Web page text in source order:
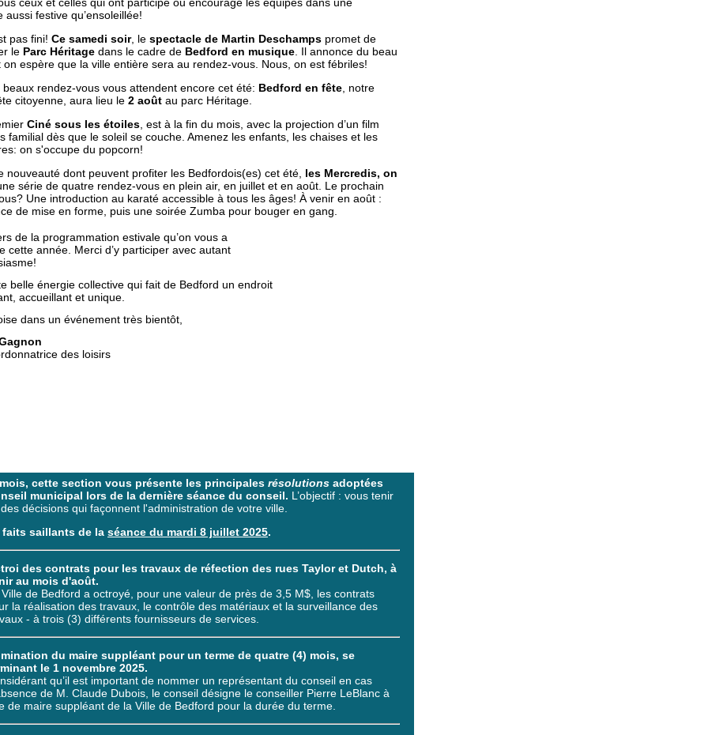
aussi festive qu’ensoleillée!
pas fini! Ce samedi soir, le spectacle de Martin Deschamps promet de
le Parc Héritage dans le cadre de Bedford en musique . Il annonce du beau
on espère que la ville entière sera au rendez-vous. Nous, on est fébriles!
beaux rendez-vous vous attendent encore cet été: Bedford en fête , notre
citoyenne, aura lieu le 2 août au parc Héritage.
Ciné sous les étoiles , est à la fin du mois, avec la projection d’un film
familial dès que le soleil se couche. Amenez les enfants, les chaises et les
on s'occupe du popcorn!
nouveauté dont peuvent profiter les Bedfordois(es) cet été, les Mercredis, on
série de quatre rendez-vous en plein air, en juillet et en août. Le prochain
Une introduction au karaté accessible à tous les âges! À venir en août :
de mise en forme, puis une soirée Zumba pour bouger en gang.
de la programmation estivale qu’on vous a
cette année. Merci d’y participer avec autant
belle énergie collective qui fait de Bedford un endroit
accueillant et unique.
dans un événement très bientôt,
des loisirs
cette section vous présente les principales résolutions adoptées
municipal lors de la dernière séance du conseil. L’objectif : vous tenir
décisions qui façonnent l'administration de votre ville.
faits saillants de la séance du mardi 8 juillet 2025.
des contrats pour les travaux de réfection des rues Taylor et Dutch, à
au mois d'août.
Ville de Bedford a octroyé, pour une valeur de près de 3,5 M$ , les contrats
la réalisation des travaux, le contrôle des matériaux et la surveillance des
- à trois (3) différents fournisseurs de services.
du maire suppléant pour un terme de quatre (4) mois, se
le 1 novembre 2025.
qu’il est important de nommer un représentant du conseil en cas
de M. Claude Dubois, le conseil désigne le conseiller Pierre LeBlanc à
de maire suppléant de la Ville de Bedford pour la durée du terme.